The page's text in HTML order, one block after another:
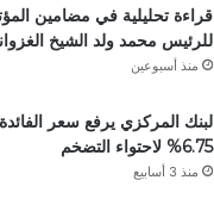
قراءة تحليلية في مضامين
للرئيس محمد ولد الشيخ
منذ أسبوعين
لبنك المركزي يرفع سعر
6.75% لاحتواء التضخم
منذ 3 أسابيع